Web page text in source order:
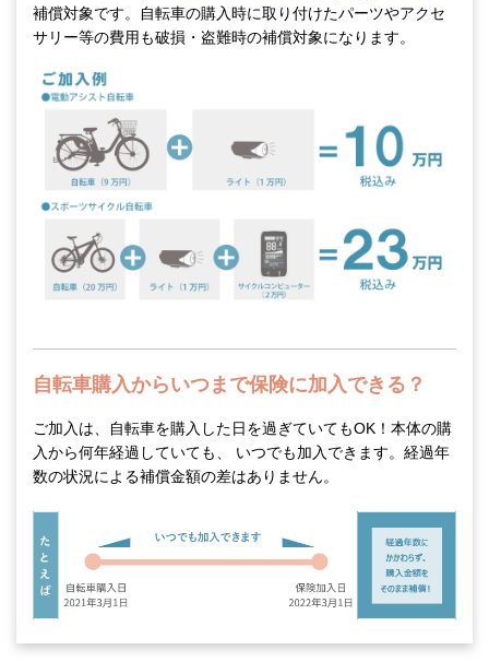
補償対象です。自転車の購入時に取り付けたパーツやアクセ
サリー等の費用も破損・盗難時の補償対象になります。
自転車購入からいつまで保険に加入できる？
ご加入は、自転車を購入した日を過ぎていてもOK！本体の購
入から何年経過していても、 いつでも加入できます。経過年
数の状況による補償金額の差はありません。